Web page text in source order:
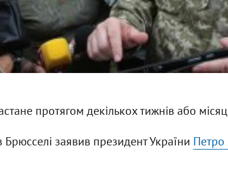
протягом декількох тижнів або
Брюсселі заявив президент України